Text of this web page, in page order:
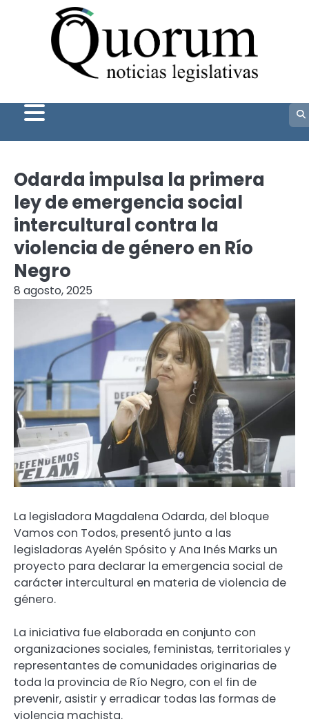
Odarda impulsa la primera
ley de emergencia social
intercultural contra la
violencia de género en Río
Negro
8 agosto, 2025
La legisladora Magdalena Odarda, del bloque
Vamos con Todos, presentó junto a las
legisladoras Ayelén Spósito y Ana Inés Marks un
proyecto para declarar la emergencia social de
carácter intercultural en materia de violencia de
género.
La iniciativa fue elaborada en conjunto con
organizaciones sociales, feministas, territoriales y
representantes de comunidades originarias de
toda la provincia de Río Negro, con el fin de
prevenir, asistir y erradicar todas las formas de
violencia machista.